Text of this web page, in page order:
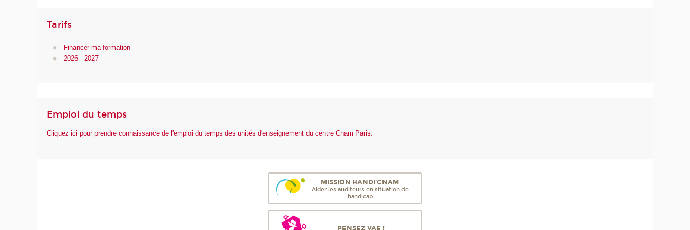
Tarifs
Financer ma formation
2026 - 2027
Emploi du temps
Cliquez ici pour prendre connaissance de l'emploi du temps des unités d'enseignement du centre Cnam Paris.
MISSION HANDI'CNAM
Aider les auditeurs en situation de
handicap